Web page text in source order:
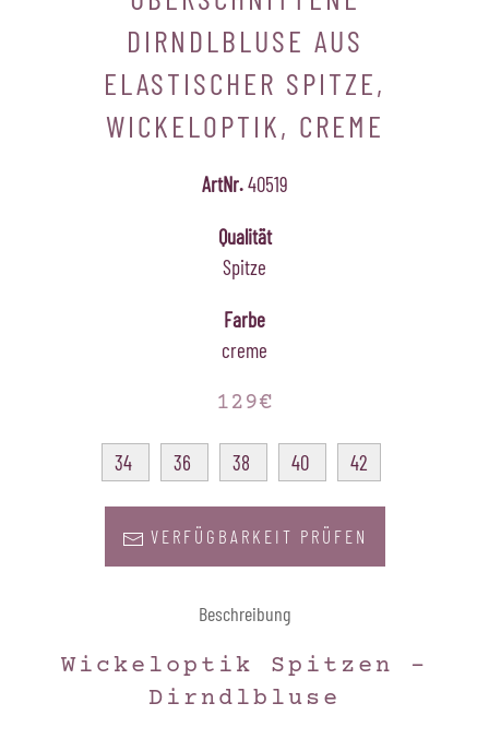
DIRNDLBLUSE AUS
ELASTISCHER SPITZE,
WICKELOPTIK, CREME
ArtNr.40519
Qualität
Spitze
Farbe
creme
129€
34 36 38 40 42
VERFÜGBARKEIT PRÜFEN
Beschreibung
Wickeloptik Spitzen -
Dirndlbluse